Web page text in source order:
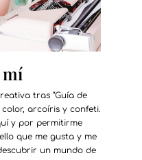
mí
tras “Guía de
color, arcoíris y confeti.
y por permitirme
que me gusta y me
un mundo de